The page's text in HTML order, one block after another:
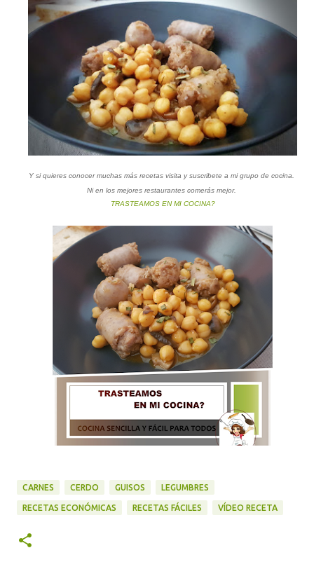
Y si quieres conocer muchas más recetas visita y suscribete a mi grupo de cocina.
Ni en los mejores restaurantes comerás mejor.
TRASTEAMOS EN MI COCINA?
CARNES CERDO GUISOS LEGUMBRES
RECETAS ECONÓMICAS RECETAS FÁCILES VÍDEO RECETA